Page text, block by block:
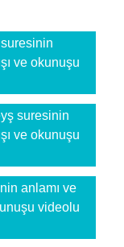
ve okunuşu
suresinin
ve okunuşu
anlamı ve
videolu